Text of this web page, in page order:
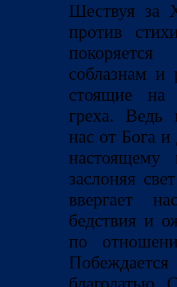
Шествуя за
против
соблазнам и
стоящие на
греха. Ведь
нас от Бога
заслоняя
ввергает
бедствия и
по